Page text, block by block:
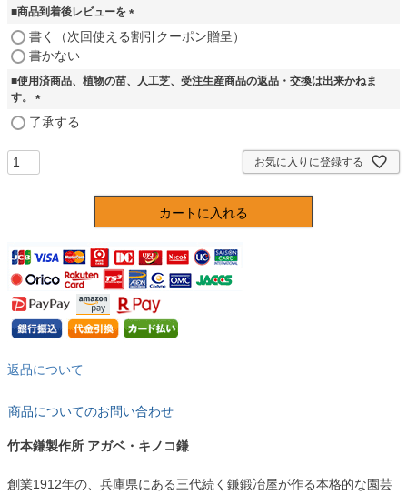
■商品到着後レビューを
(
)
書く（次回使える割引クーポン贈呈）
書かない
■使用済商品、植物の苗、人工芝、受注生産商品の返品・交換は出来かねま
す。
(
須
了承する
お気に入りに登録する
カートに入れる
返品について
商品についてのお問い合わせ
竹本鎌製作所 アガベ・キノコ鎌
創業1912年の、兵庫県にある三代続く鎌鍛冶屋が作る本格的な園芸